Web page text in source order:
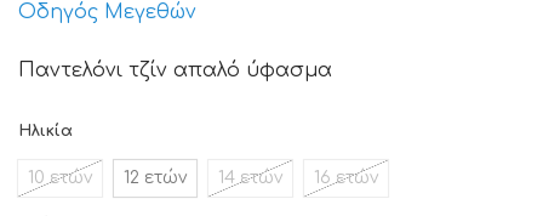
Οδηγός Μεγεθών
Παντελόνι τζίν απαλό ύφασμα
Ηλικία
10 ετών 12 ετών 14 ετών 16 ετών